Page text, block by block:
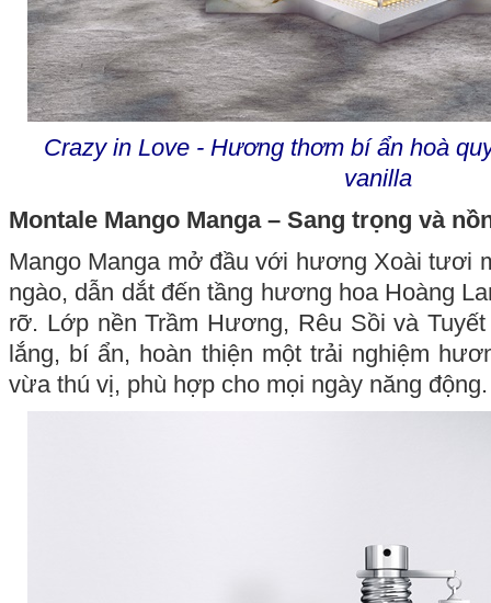
Crazy in Love - Hương thơm bí ẩn hoà
vanilla
Montale Mango Manga – Sang trọng và
Mango Manga mở đầu với hương Xoài tươi
ngào, dẫn dắt đến tầng hương hoa Hoàng
rỡ. Lớp nền Trầm Hương, Rêu Sồi và
lắng, bí ẩn, hoàn thiện một trải nghiệm
vừa thú vị, phù hợp cho mọi ngày năng động.